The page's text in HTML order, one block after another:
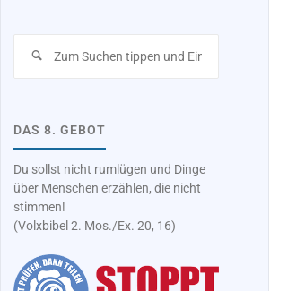
DAS 8. GEBOT
Du sollst nicht rumlügen und Dinge
über Menschen erzählen, die nicht
stimmen!
(Volxbibel 2. Mos./Ex. 20, 16)